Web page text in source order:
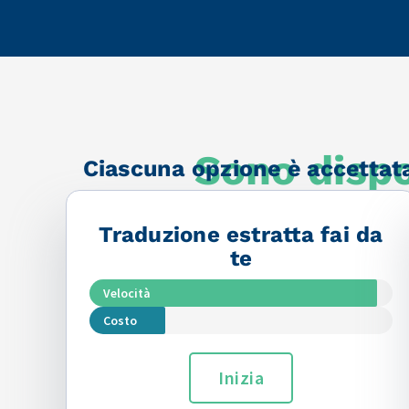
Sono
Ciascuna opzione è
Traduzione estratta fai da
te
Velocità
Costo
Inizia